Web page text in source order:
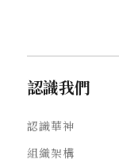
認識我們
認識華神
組織架構